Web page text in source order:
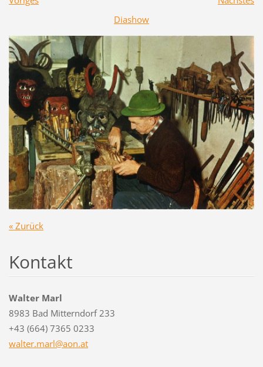
Diashow
« Zurück
Kontakt
Walter Marl
8983 Bad Mitterndorf 233
+43 (664) 7365 0233
walter.marl@aon.at